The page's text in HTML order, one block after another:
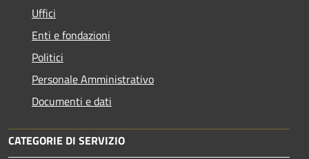
Uffici
Enti e fondazioni
Politici
Personale Amministrativo
Documenti e dati
CATEGORIE DI SERVIZIO